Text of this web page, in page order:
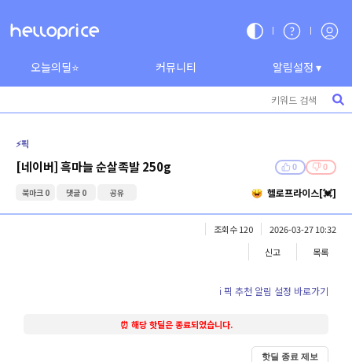
오늘의딜⭐ 커뮤니티 알림설정 ▾
⚡️픽
[네이버] 흑마늘 순살족발 250g 0 0
북마크 0 댓글 0 공유 헬로프라이스[💓]
조회수 120
2026-03-27 10:32
신고
목록
ℹ️ 픽 추천 알림 설정 바로가기
⏰ 해당 핫딜은 종료되었습니다.
핫딜 종료 제보